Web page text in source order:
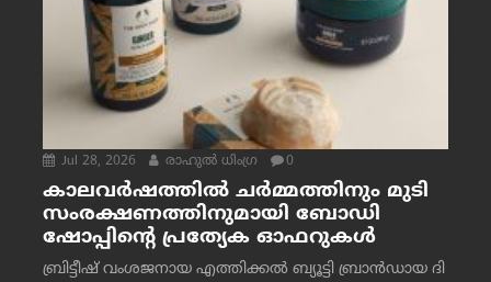
Jul 28, 2026 രാഹുല്‍ ധിംഗ്ര 0
കാലവർഷത്തിൽ ചർമ്മത്തിനും മുടി
സംരക്ഷണത്തിനുമായി ബോഡി
ഷോപ്പിന്റെ പ്രത്യേക ഓഫറുകൾ
ബ്രിട്ടീഷ് വംശജനായ എത്തിക്കൽ ബ്യൂട്ടി ബ്രാൻഡായ ദി